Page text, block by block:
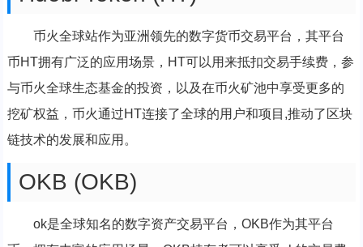
币火全球站作为亚洲领先的数字货币交易平台，其平台
币HT拥有广泛的应用场景，HT可以用来抵扣交易手续费，参
与币火全球生态基金的投资，以及在币火矿池中享受更多的
挖矿权益，币火通过HT连接了全球的用户和项目,推动了区块
链技术的发展和应用。
OKB (OKB)
ok是全球知名的数字资产交易平台，OKB作为其平台